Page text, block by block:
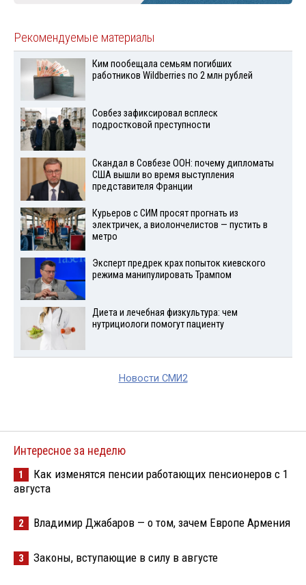
Рекомендуемые материалы
Ким пообещала семьям погибших
работников Wildberries по 2 млн рублей
Совбез зафиксировал всплеск
подростковой преступности
Скандал в Совбезе ООН: почему дипломаты
США вышли во время выступления
представителя Франции
Курьеров с СИМ просят прогнать из
электричек, а виолончелистов — пустить в
метро
Эксперт предрек крах попыток киевского
режима манипулировать Трампом
Диета и лечебная физкультура: чем
нутрициологи помогут пациенту
Новости СМИ2
Интересное за неделю
1
Как изменятся пенсии работающих пенсионеров с 1
августа
2 Владимир Джабаров — о том, зачем Европе Армения
3 Законы, вступающие в силу в августе